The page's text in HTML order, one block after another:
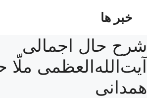
خبر ها
شرح حال اجمالی
آیت‌الله‌العظمی
همدانی